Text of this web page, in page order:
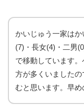
かいじゅう一家は
(7)・長女(4)・二男
で移動しています
方が多くいました
むと思います。早め